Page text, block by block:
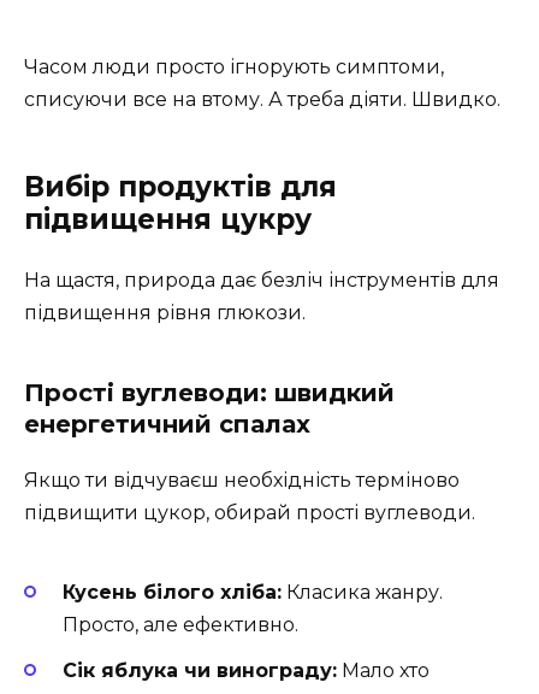
Часом люди просто ігнорують симптоми,
списуючи все на втому. А треба діяти. Швидко.
Вибір продуктів для
підвищення цукру
На щастя, природа дає безліч інструментів для
підвищення рівня глюкози.
Прості вуглеводи: швидкий
енергетичний спалах
Якщо ти відчуваєш необхідність терміново
підвищити цукор, обирай прості вуглеводи.
Кусень білого хліба: Класика жанру.
Просто, але ефективно.
Сік яблука чи винограду: Мало хто